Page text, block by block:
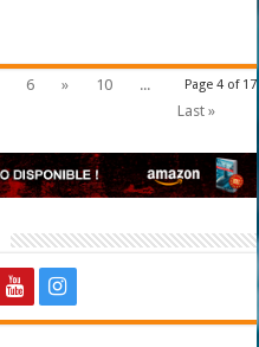
Page 4 of 17
6 » 10
...
Last »